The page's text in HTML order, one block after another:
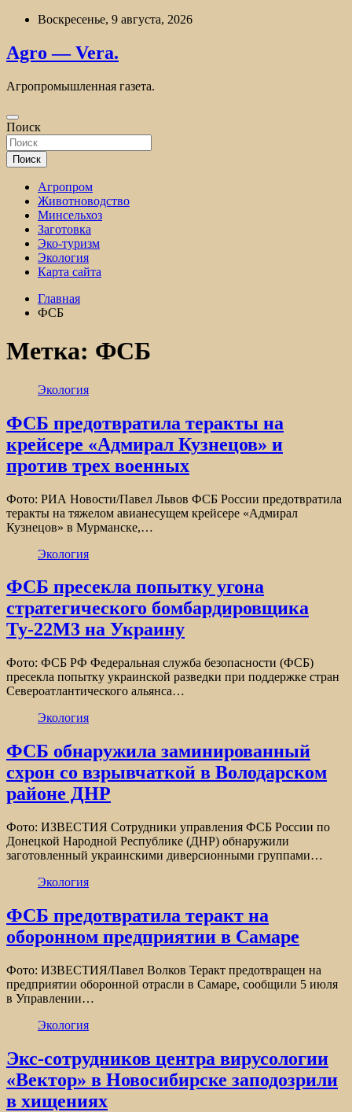
Перейти
содержимому
Воскресенье, 9 августа, 2026
Agro — Vera.
Агропромышленная газета.
Поиск
Поиск
Агропром
Животноводство
Минсельхоз
Заготовка
Эко-туризм
Экология
Карта сайта
Главная
ФСБ
Метка: ФСБ
Экология
ФСБ предотвратила теракты на
крейсере «Адмирал Кузнецов» и
против трех военных
Фото: РИА Новости/Павел Львов ФСБ России предотвратила
теракты на тяжелом авианесущем крейсере «Адмирал
Кузнецов» в Мурманске,…
Экология
ФСБ пресекла попытку угона
стратегического бомбардировщика
Ту-22М3 на Украину
Фото: ФСБ РФ Федеральная служба безопасности (ФСБ)
пресекла попытку украинской разведки при поддержке стран
Североатлантического альянса…
Экология
ФСБ обнаружила заминированный
схрон со взрывчаткой в Володарском
районе ДНР
Фото: ИЗВЕСТИЯ Сотрудники управления ФСБ России по
Донецкой Народной Республике (ДНР) обнаружили
заготовленный украинскими диверсионными группами…
Экология
ФСБ предотвратила теракт на
оборонном предприятии в Самаре
Фото: ИЗВЕСТИЯ/Павел Волков Теракт предотвращен на
предприятии оборонной отрасли в Самаре, сообщили 5 июля
в Управлении…
Экология
Экс-сотрудников центра вирусологии
«Вектор» в Новосибирске заподозрили
в хищениях